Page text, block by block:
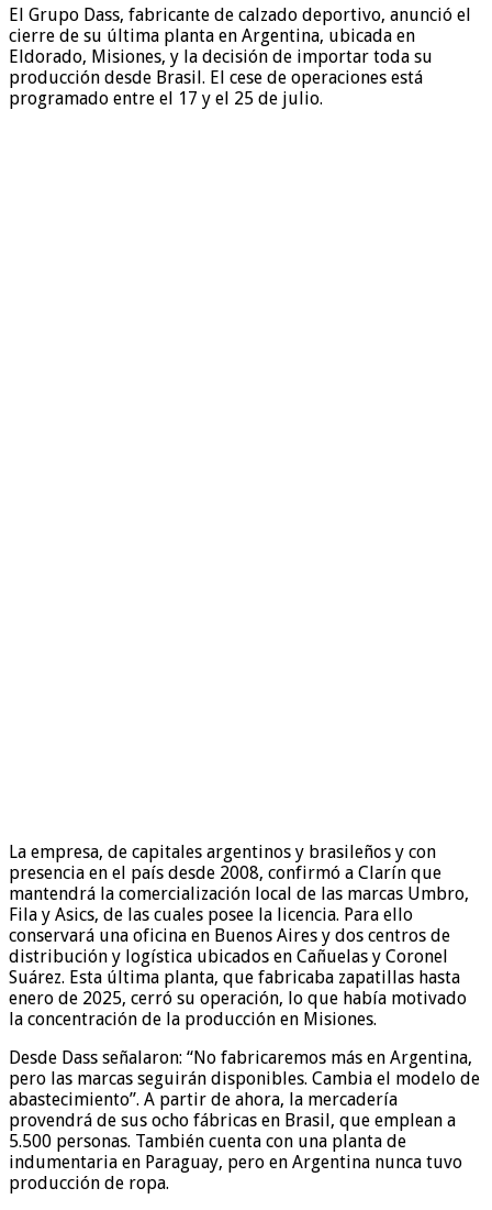
El Grupo Dass, fabricante de calzado deportivo, anunció el
cierre de su última planta en Argentina, ubicada en
Eldorado, Misiones, y la decisión de importar toda su
producción desde Brasil. El cese de operaciones está
programado entre el 17 y el 25 de julio.
La empresa, de capitales argentinos y brasileños y con
presencia en el país desde 2008, confirmó a Clarín que
mantendrá la comercialización local de las marcas Umbro,
Fila y Asics, de las cuales posee la licencia. Para ello
conservará una oficina en Buenos Aires y dos centros de
distribución y logística ubicados en Cañuelas y Coronel
Suárez. Esta última planta, que fabricaba zapatillas hasta
enero de 2025, cerró su operación, lo que había motivado
la concentración de la producción en Misiones.
Desde Dass señalaron: “No fabricaremos más en Argentina,
pero las marcas seguirán disponibles. Cambia el modelo de
abastecimiento”. A partir de ahora, la mercadería
provendrá de sus ocho fábricas en Brasil, que emplean a
5.500 personas. También cuenta con una planta de
indumentaria en Paraguay, pero en Argentina nunca tuvo
producción de ropa.